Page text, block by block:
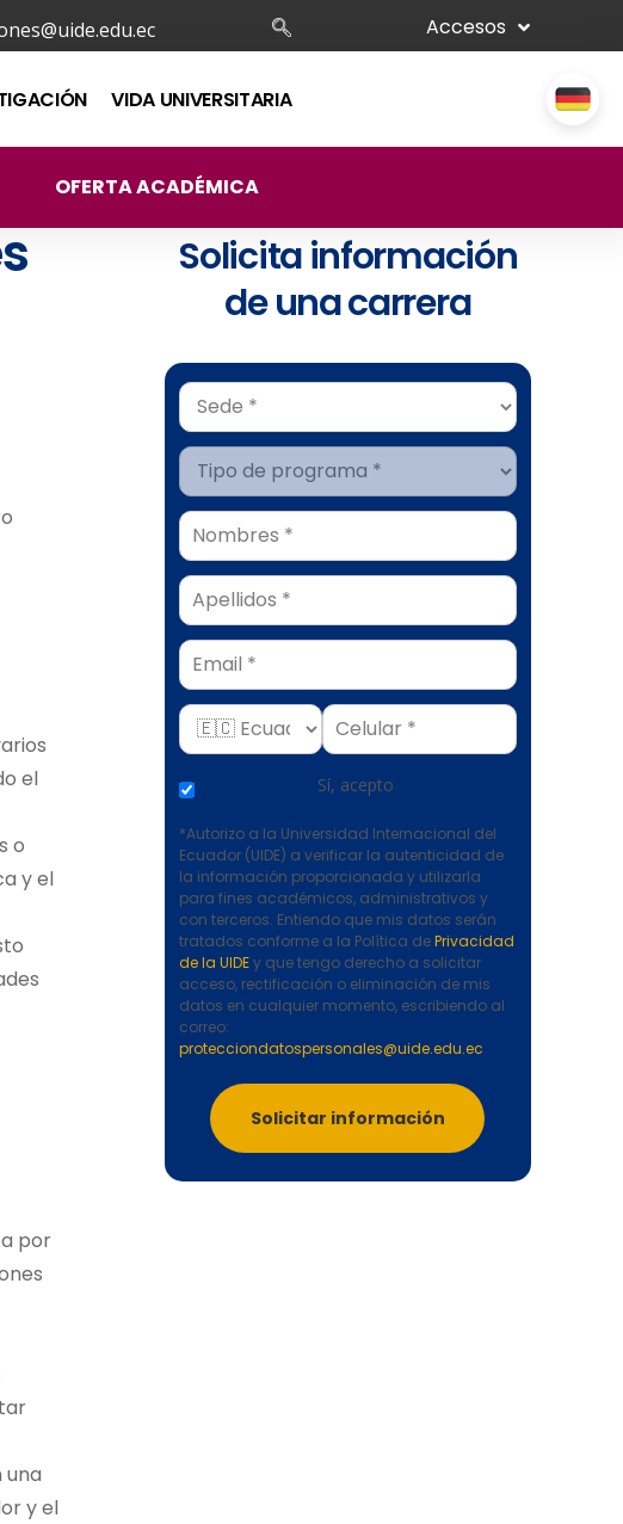
Accesos
VIDA UNIVERSITARIA
OFERTA ACADÉMICA
el
o
y el
por
una
y el
Solicita información
de una carrera
Email
Sí, acepto
*Autorizo a la Universidad Internacional del
Ecuador (UIDE) a verificar la autenticidad de
la información proporcionada y utilizarla
para fines académicos, administrativos y
con terceros. Entiendo que mis datos serán
tratados conforme a la Política dePrivacidad
de la UIDEy que tengo derecho a solicitar
acceso, rectificación o eliminación de mis
datos en cualquier momento, escribiendo al
correo:
protecciondatospersonales@uide.edu.ec
Solicitar información